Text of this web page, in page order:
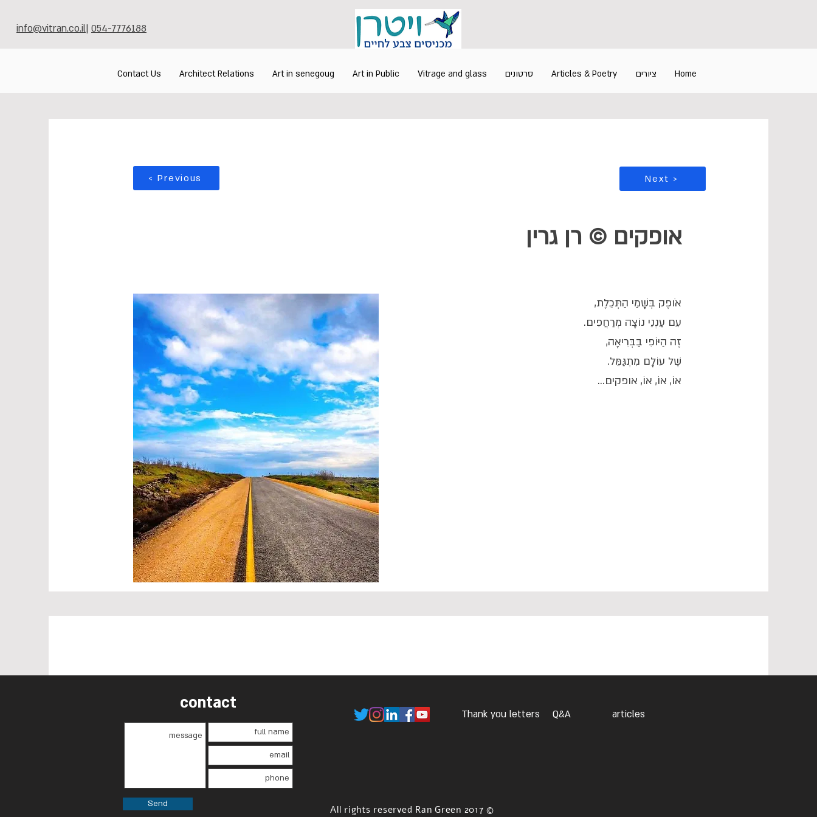
info@vitran.co.il| 054-7776188
Home ציורים Articles & Poetry סרטונים Vitrage and glass
Art in Public
Art in senegoug
Architect Relations
Contact Us
< Previous Next >
אופקים © רן גרין
אֹופֶק בְּשָׁמַי הַתְּכֵלֶת,
עִם עַנְנֵי נוֹצָה מְרַחֲפִים.
זֶה הַיּוֹפִי בַּבְּרִיאָה,
שֶׁל עוֹלָם מִתְגַּמֵּל.
אוֹ, אוֹ, אוֹ, אופקים...
contact
Thank you letters Q&A articles
Send © 2017 All rights reserved Ran Green